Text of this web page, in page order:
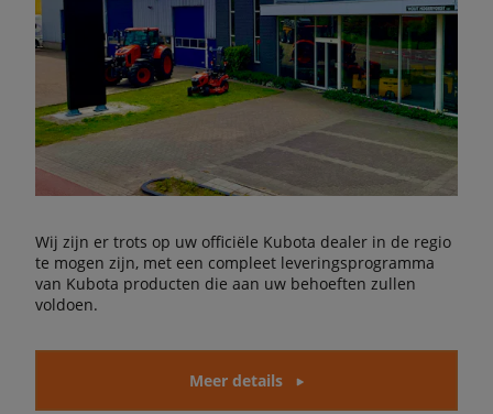
Wij zijn er trots op uw officiële Kubota dealer in de regio
te mogen zijn, met een compleet leveringsprogramma
van Kubota producten die aan uw behoeften zullen
voldoen.
Meer details